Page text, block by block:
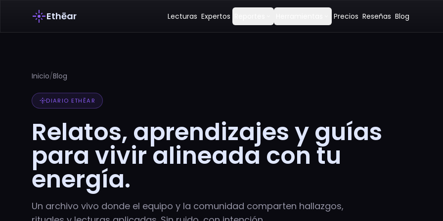
flareEthēar Lecturas Expertos Precios Reseñas Blog
Inicio/Blog
flareDIARIO ETHĒAR
Relatos, aprendizajes y guías
para vivir alineada con tu
energía.
Un archivo vivo donde el equipo y la comunidad comparten hallazgos,